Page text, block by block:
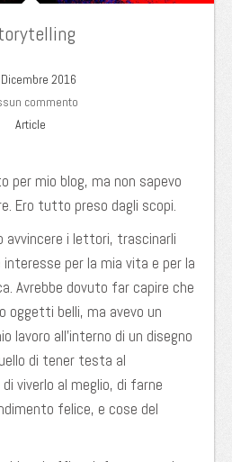
2016
commento
Article
per mio blog, ma non sapevo
Ero tutto preso dagli scopi.
avvincere i lettori, trascinarli
per la mia vita e per la
Avrebbe dovuto far capire che
oggetti belli, ma avevo un
lavoro all’interno di un disegno
di tener testa al
viverlo al meglio, di farne
felice, e cose del